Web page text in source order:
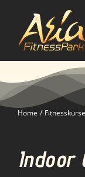
springen
Home Fitnesskurse
Indoor